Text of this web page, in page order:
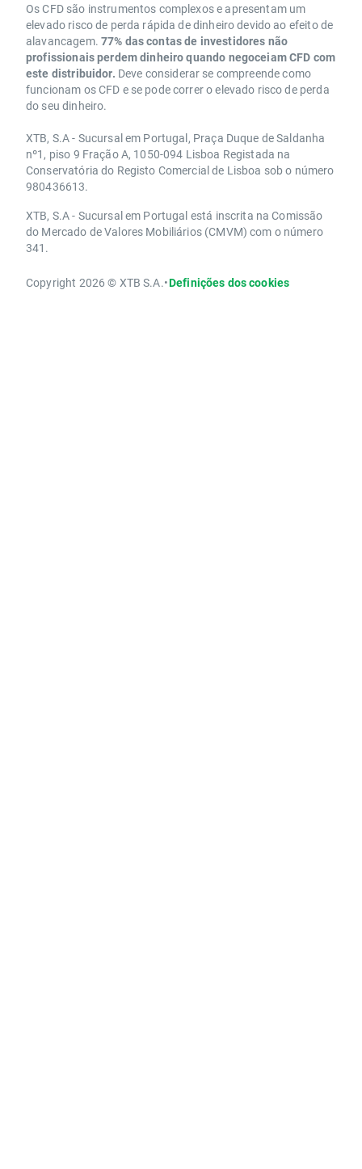
Os CFD são instrumentos complexos e apresentam um
elevado risco de perda rápida de dinheiro devido ao efeito de
alavancagem. 77% das contas de investidores não
profissionais perdem dinheiro quando negoceiam CFD com
este distribuidor. Deve considerar se compreende como
funcionam os CFD e se pode correr o elevado risco de perda
do seu dinheiro.
XTB, S.A - Sucursal em Portugal, Praça Duque de Saldanha
nº1, piso 9 Fração A, 1050-094 Lisboa Registada na
Conservatória do Registo Comercial de Lisboa sob o número
980436613.
XTB, S.A - Sucursal em Portugal está inscrita na Comissão
do Mercado de Valores Mobiliários (CMVM) com o número
341.
Copyright 2026 © XTB S.A.•Definições dos cookies